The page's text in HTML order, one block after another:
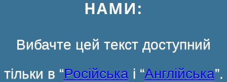
НАМИ:
Вибачте цей текст доступний
тільки в “Російськаі “Англійська”.